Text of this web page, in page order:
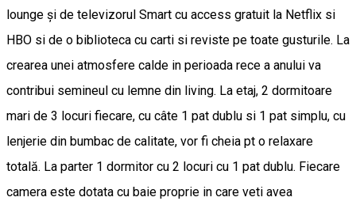
lounge și de televizorul Smart cu access gratuit la Netflix si
HBO si de o biblioteca cu carti si reviste pe toate gusturile. La
crearea unei atmosfere calde in perioada rece a anului va
contribui semineul cu lemne din living. La etaj, 2 dormitoare
mari de 3 locuri fiecare, cu câte 1 pat dublu si 1 pat simplu, cu
lenjerie din bumbac de calitate, vor fi cheia pt o relaxare
totală. La parter 1 dormitor cu 2 locuri cu 1 pat dublu. Fiecare
camera este dotata cu baie proprie in care veti avea